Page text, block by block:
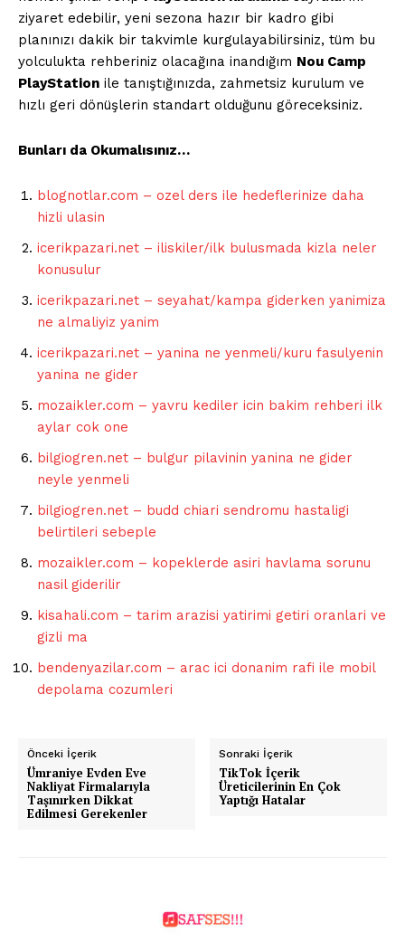
ziyaret edebilir, yeni sezona hazır bir kadro gibi
planınızı dakik bir takvimle kurgulayabilirsiniz, tüm bu
yolculukta rehberiniz olacağına inandığım Nou Camp
PlayStation ile tanıştığınızda, zahmetsiz kurulum ve
hızlı geri dönüşlerin standart olduğunu göreceksiniz.
Bunları da Okumalısınız…
blognotlar.com – ozel ders ile hedeflerinize daha
hizli ulasin
icerikpazari.net – iliskiler/ilk bulusmada kizla neler
konusulur
icerikpazari.net – seyahat/kampa giderken yanimiza
ne almaliyiz yanim
icerikpazari.net – yanina ne yenmeli/kuru fasulyenin
yanina ne gider
mozaikler.com – yavru kediler icin bakim rehberi ilk
aylar cok one
bilgiogren.net – bulgur pilavinin yanina ne gider
neyle yenmeli
bilgiogren.net – budd chiari sendromu hastaligi
belirtileri sebeple
mozaikler.com – kopeklerde asiri havlama sorunu
nasil giderilir
kisahali.com – tarim arazisi yatirimi getiri oranlari ve
gizli ma
bendenyazilar.com – arac ici donanim rafi ile mobil
depolama cozumleri
Önceki İçerik
Ümraniye Evden Eve
Nakliyat Firmalarıyla
Taşınırken Dikkat
Edilmesi Gerekenler
Sonraki İçerik
TikTok İçerik
Üreticilerinin En Çok
Yaptığı Hatalar